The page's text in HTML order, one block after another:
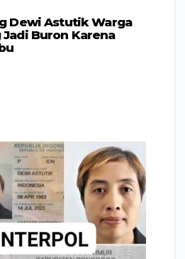
Dewi Astutik Warga
Buron Karena